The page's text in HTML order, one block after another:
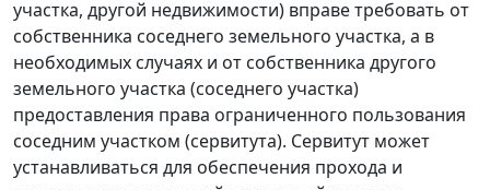
участка, другой недвижимости) вправе требовать от
собственника соседнего земельного участка, а в
необходимых случаях и от собственника другого
земельного участка (соседнего участка)
предоставления права ограниченного пользования
соседним участком (сервитута). Сервитут может
устанавливаться для обеспечения прохода и